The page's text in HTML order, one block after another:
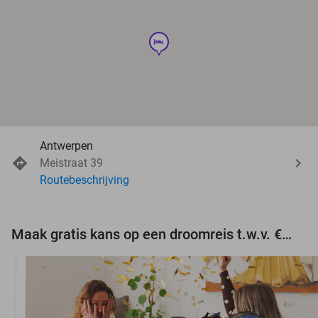
hotel
Antwerpen
Meistraat 39
Routebeschrijving
Maak gratis kans op een droomreis t.w.v. €3.000!